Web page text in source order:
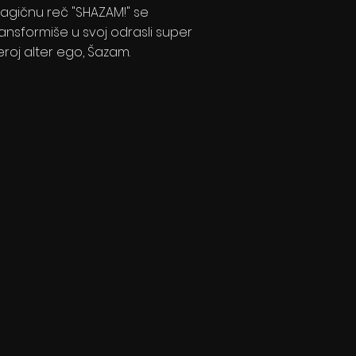
reč "SHAZAM!" se
u svoj odrasli super
alter ego, Šazam.